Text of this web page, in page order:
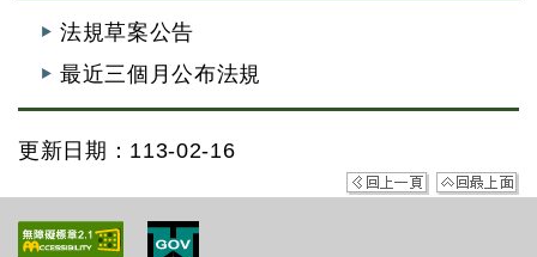
法規草案公告
最近三個月公布法規
更新日期：113-02-16